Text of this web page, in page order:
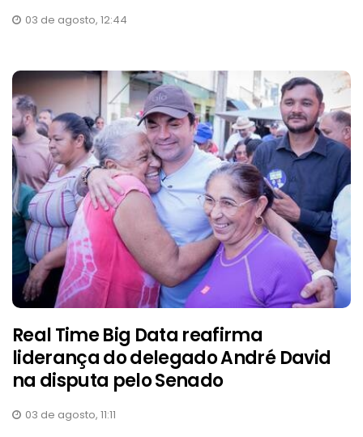
03 de agosto, 12:44
Real Time Big Data reafirma
liderança do delegado André David
na disputa pelo Senado
03 de agosto, 11:11